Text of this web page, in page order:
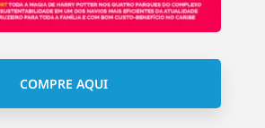
COMPRE AQUI